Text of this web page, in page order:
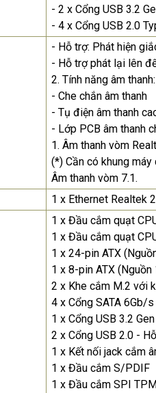
- 2 x Cổng USB 3.2
- 4 x Cổng USB 2.0
- Hỗ trợ: Phát hiện
- Hỗ trợ phát lại lên
2. Tính năng âm thanh:
- Che chắn âm thanh
- Tụ điện âm thanh
- Lớp PCB âm thanh
1. Âm thanh vòm
(*) Cần có khung
Âm thanh vòm 7.1.
1 x Ethernet Realtek
1 x Đầu cắm quạt
1 x Đầu cắm quạt
1 x 24-pin ATX
1 x 8-pin ATX (Nguồn
2 x Khe cắm M.2 với
4 x Cổng SATA 6Gb/s
1 x Cổng USB 3.2
2 x Cổng USB 2.0 -
1 x Kết nối jack cắm
1 x Đầu cắm S/PDIF
1 x Đầu cắm SPI